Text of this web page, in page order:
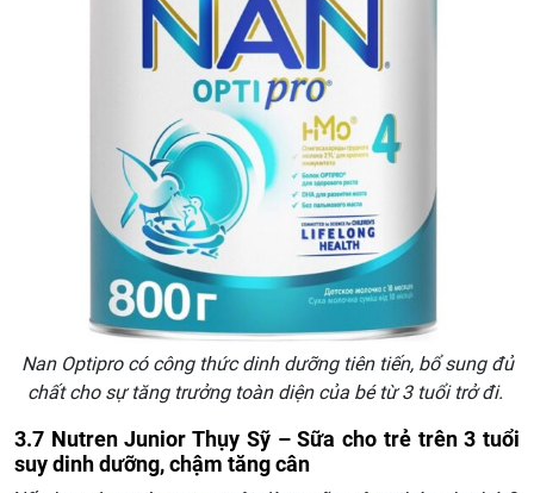
Nan Optipro có công thức dinh dưỡng tiên tiến, bổ sung đủ
chất cho sự tăng trưởng toàn diện của bé từ 3 tuổi trở đi.
3.7 Nutren Junior Thụy Sỹ – Sữa cho trẻ trên 3 tuổi
suy dinh dưỡng, chậm tăng cân